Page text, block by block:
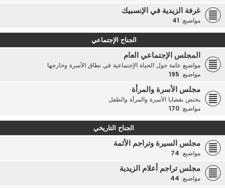
غرفة الزيدية في الإنسبيك
مواضيع: 41
الجناح الإجتماعي
المجلس الإجتماعي العام
مواضيع عامة حول الحياة الإجتماعية في نطاق الأسرة وخارجها
مواضيع: 195
مجلس الأسرة والمرأة
يختص بقضايا الأسرة والمرأة والطفل
مواضيع: 170
الجناح التاريخي
مجلس السيرة وتراجم الأئمة
مواضيع: 74
مجلس تراجم أعلام الزيدية
مواضيع: 44